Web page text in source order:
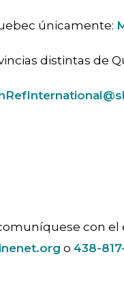
únicamente:
distintas de
con el
o 438-